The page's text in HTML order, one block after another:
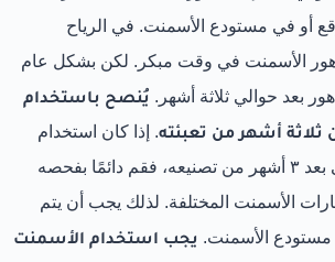
أو في مستودع الأسمنت. في الرياح
الأسمنت في وقت مبكر. لكن بشكل عام
بعد حوالي ثلاثة أشهر. يُنصح باستخدام
أشهر من تعبئته. إذا كان استخدام
الأسمنت مطلوبًا حتى بعد ٣ أشهر من تصنيعه، فقم دائمًا بفحصه
الأسمنت المختلفة. لذلك يجب أن يتم
مستودع الأسمنت. يجب استخدام الأسمنت